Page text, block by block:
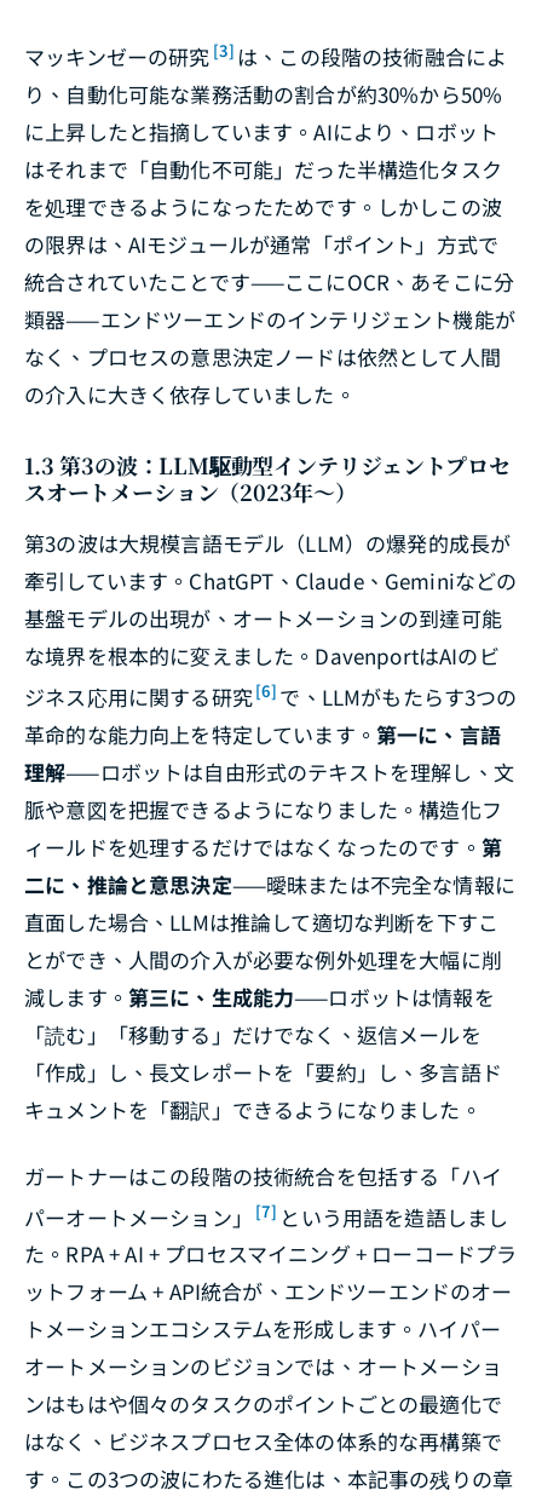
マッキンゼーの研究 [3] は、この段階の技術融合によ
り、自動化可能な業務活動の割合が約30%から50%
に上昇したと指摘しています。AIにより、ロボット
はそれまで「自動化不可能」だった半構造化タスク
を処理できるようになったためです。しかしこの波
の限界は、AIモジュールが通常「ポイント」方式で
統合されていたことです——ここにOCR、あそこに分
類器——エンドツーエンドのインテリジェント機能が
なく、プロセスの意思決定ノードは依然として人間
の介入に大きく依存していました。
1.3 第3の波：LLM駆動型インテリジェントプロセ
スオートメーション（2023年〜）
第3の波は大規模言語モデル（LLM）の爆発的成長が
牽引しています。ChatGPT、Claude、Geminiなどの
基盤モデルの出現が、オートメーションの到達可能
な境界を根本的に変えました。DavenportはAIのビ
ジネス応用に関する研究[6] で、LLMがもたらす3つの
革命的な能力向上を特定しています。 第一に、言語
理解——ロボットは自由形式のテキストを理解し、文
脈や意図を把握できるようになりました。構造化フ
ィールドを処理するだけではなくなったのです。 第
二に、推論と意思決定——曖昧または不完全な情報に
直面した場合、LLMは推論して適切な判断を下すこ
とができ、人間の介入が必要な例外処理を大幅に削
減します。 第三に、生成能力——ロボットは情報を
「読む」「移動する」だけでなく、返信メールを
「作成」し、長文レポートを「要約」し、多言語ド
キュメントを「翻訳」できるようになりました。
ガートナーはこの段階の技術統合を包括する「ハイ
パーオートメーション」
[7] という用語を造語しまし
た。RPA + AI + プロセスマイニング + ローコードプラ
ットフォーム + API統合が、エンドツーエンドのオー
トメーションエコシステムを形成します。ハイパー
オートメーションのビジョンでは、オートメーショ
ンはもはや個々のタスクのポイントごとの最適化で
はなく、ビジネスプロセス全体の体系的な再構築で
す。この3つの波にわたる進化は、本記事の残りの章